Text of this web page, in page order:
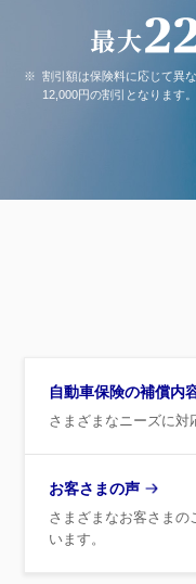
※ 割引額は保険料に応じて異
12,000円の割引となります。
自動車保険の補償内
さまざまなニーズに対
お客さまの声
さまざまなお客さまの
います。